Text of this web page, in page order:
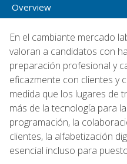
Overview
En el cambiante mercado
valoran a candidatos con
preparación profesional y
eficazmente con clientes y
medida que los lugares de
más de la tecnología para
programación, la
clientes, la alfabetización
esencial incluso para